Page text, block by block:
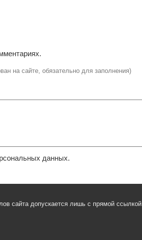
на сайте, обязательно для заполнения)
данных.
сайта допускается лишь с прямой ссылкой